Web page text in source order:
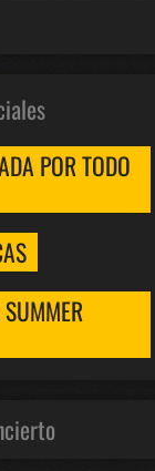
POR TODO